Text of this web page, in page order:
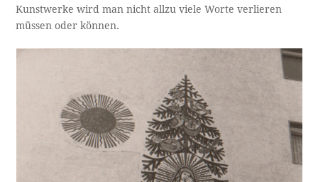
Kunstwerke wird man nicht allzu viele Worte verlieren
müssen oder können.